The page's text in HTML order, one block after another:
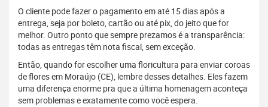
O cliente pode fazer o pagamento em até 15 dias após a
entrega, seja por boleto, cartão ou até pix, do jeito que for
melhor. Outro ponto que sempre prezamos é a transparência:
todas as entregas têm nota fiscal, sem exceção.
Então, quando for escolher uma floricultura para enviar coroas
de flores em Moraújo (CE), lembre desses detalhes. Eles fazem
uma diferença enorme pra que a última homenagem aconteça
sem problemas e exatamente como você espera.